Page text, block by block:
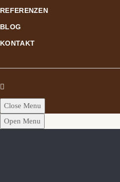
REFERENZEN
BLOG
KONTAKT
Close Menu
Open Menu